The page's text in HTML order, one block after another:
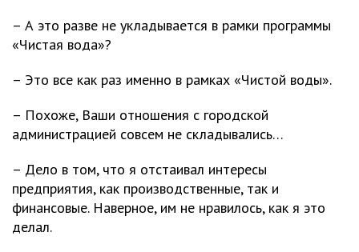
– А это разве не укладывается в рамки программы
«Чистая вода»?
– Это все как раз именно в рамках «Чистой воды».
– Похоже, Ваши отношения с городской
администрацией совсем не складывались…
– Дело в том, что я отстаивал интересы
предприятия, как производственные, так и
финансовые. Наверное, им не нравилось, как я это
делал.